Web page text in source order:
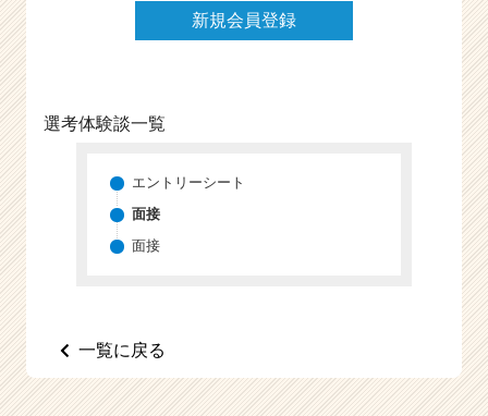
届
く
チ
新規会員登録
選考体験談一覧
エントリーシート
面接
面接
一覧に戻る